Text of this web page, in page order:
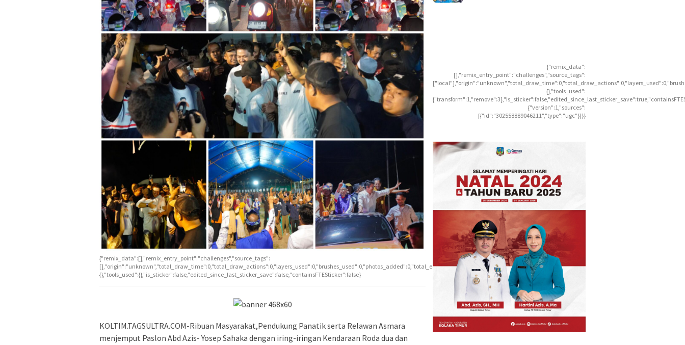
{"remix_data":[],"remix_entry_point":"challenges","source_tags":
[],"origin":"unknown","total_draw_time":0,"total_draw_actions":0,"layers_used":0,"brushes_used":0,"photos_added":0,"total_editor_actions":
{},"tools_used":{},"is_sticker":false,"edited_since_last_sticker_save":false,"containsFTESticker":false}
KOLTIM.TAGSULTRA.COM-Ribuan Masyarakat,Pendukung Panatik serta Relawan Asmara
menjemput Paslon Abd Azis- Yosep Sahaka dengan iring-iringan Kendaraan Roda dua dan
{"remix_data":
[],"remix_entry_point":"challenges","source_tags":
{},"tools_used":
{"version":1,"sources":
[{"id":"302558889046211","type":"ugc"}]}}